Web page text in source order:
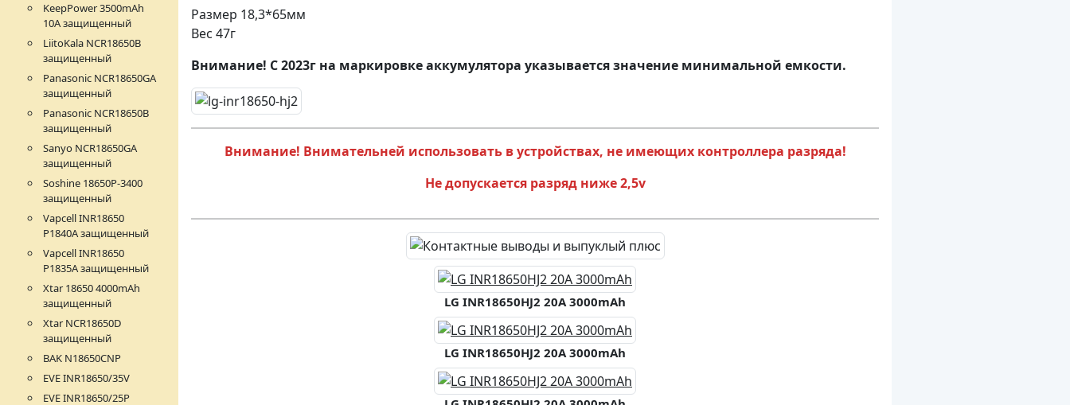
KeepPower 3500mAh
10A защищенный
LiitoKala NCR18650B
защищенный
Panasonic NCR18650GA
защищенный
Panasonic NCR18650B
защищенный
Sanyo NCR18650GA
защищенный
Soshine 18650P-3400
защищенный
Vapcell INR18650
P1840A защищенный
Vapcell INR18650
P1835A защищенный
Xtar 18650 4000mAh
защищенный
Xtar NCR18650D
защищенный
BAK N18650CNP
EVE INR18650/35V
EVE INR18650/25P
Размер 18,3*65мм
Вес 47г
Внимание! С 2023г на маркировке аккумулятора указывается значение минимальной емкости.
Внимание! Внимательней использовать в устройствах, не имеющих контроллера разряда!
Не допускается разряд ниже 2,5v
LG INR18650HJ2 20A 3000mAh
LG INR18650HJ2 20A 3000mAh